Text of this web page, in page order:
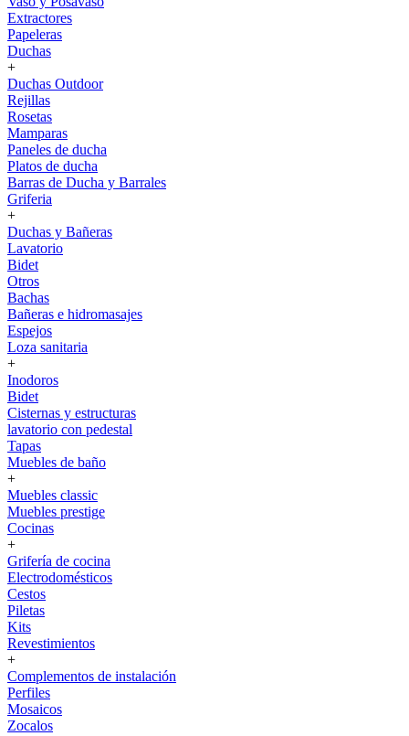
Extractores
Papeleras
Duchas
+
Duchas Outdoor
Rejillas
Rosetas
Mamparas
Paneles de ducha
Platos de ducha
Barras de Ducha y Barrales
Griferia
+
Duchas y Bañeras
Lavatorio
Bidet
Otros
Bachas
Bañeras e hidromasajes
Espejos
Loza sanitaria
+
Inodoros
Bidet
Cisternas y estructuras
lavatorio con pedestal
Tapas
Muebles de baño
+
Muebles classic
Muebles prestige
Cocinas
+
Grifería de cocina
Electrodomésticos
Cestos
Piletas
Kits
Revestimientos
+
Complementos de instalación
Perfiles
Mosaicos
Zocalos